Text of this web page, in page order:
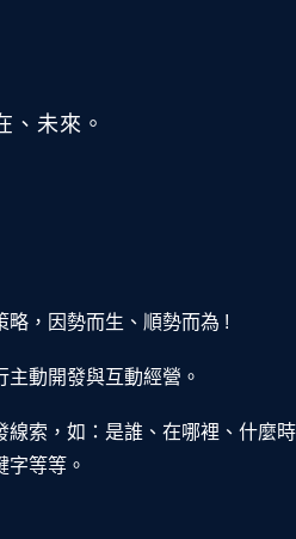
、未來。
，因勢而生、順勢而為 !
動開發與互動經營。
索，如：是誰、在哪裡、什麼
字等等。